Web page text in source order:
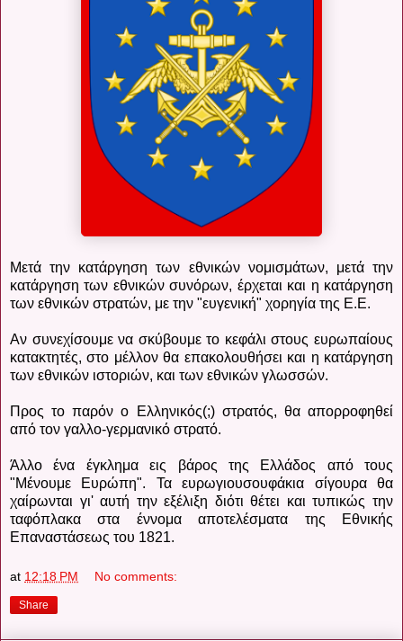
Μετά την κατάργηση των εθνικών νομισμάτων, μετά την
κατάργηση των εθνικών συνόρων, έρχεται και η κατάργηση
των εθνικών στρατών, με την "ευγενική" χορηγία της Ε.Ε.
Αν συνεχίσουμε να σκύβουμε το κεφάλι στους ευρωπαίους
κατακτητές, στο μέλλον θα επακολουθήσει και η κατάργηση
των εθνικών ιστοριών, και των εθνικών γλωσσών.
Προς το παρόν ο Ελληνικός(;) στρατός, θα απορροφηθεί
από τον γαλλο-γερμανικό στρατό.
Άλλο ένα έγκλημα εις βάρος της Ελλάδος από τους
"Μένουμε Ευρώπη". Τα ευρωγιουσουφάκια σίγουρα θα
χαίρωνται γι' αυτή την εξέλιξη διότι θέτει και τυπικώς την
ταφόπλακα στα έννομα αποτελέσματα της Εθνικής
Επαναστάσεως του 1821.
at 12:18 PM No comments:
Share